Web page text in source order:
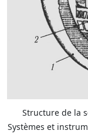
Structure de la
Systèmes et